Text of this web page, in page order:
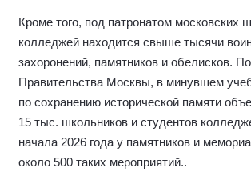
Кроме того, под патронатом московских
колледжей находится свыше тысячи
захоронений, памятников и обелисков.
Правительства Москвы, в минувшем
по сохранению исторической памяти
15 тыс. школьников и студентов
начала 2026 года у памятников и
около 500 таких мероприятий..